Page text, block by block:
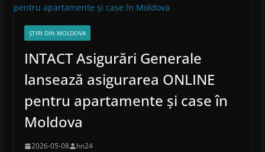
ȘTIRI DIN MOLDOVA
INTACT Asigurări Generale
lansează asigurarea ONLINE
pentru apartamente și case în
Moldova
2026-05-08 hn24